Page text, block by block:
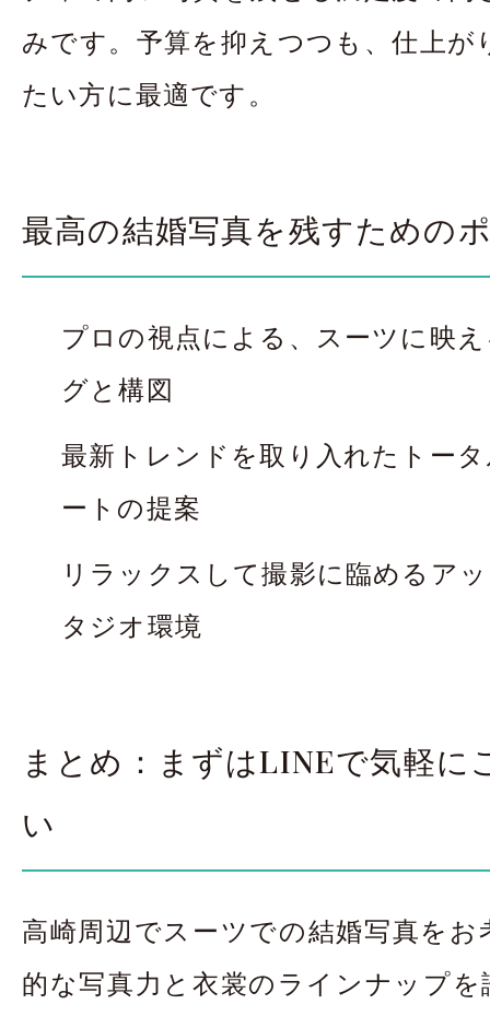
みです。予算を抑えつつも、仕上が
たい方に最適です。
最高の結婚写真を残すための
プロの視点による、スーツに映
グと構図
最新トレンドを取り入れたトー
ートの提案
リラックスして撮影に臨めるア
タジオ環境
まとめ：まずはLINEで気軽に
い
高崎周辺でスーツでの結婚写真をお
的な写真力と衣裳のラインナップを